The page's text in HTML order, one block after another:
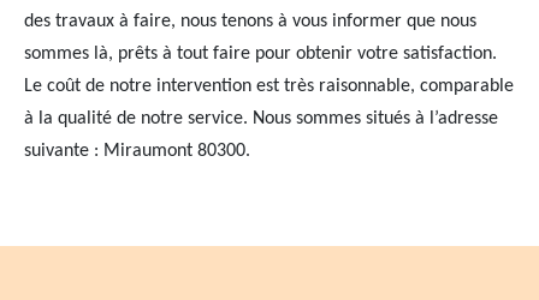
des travaux à faire, nous tenons à vous informer que nous
sommes là, prêts à tout faire pour obtenir votre satisfaction.
Le coût de notre intervention est très raisonnable, comparable
à la qualité de notre service. Nous sommes situés à l’adresse
suivante : Miraumont 80300.